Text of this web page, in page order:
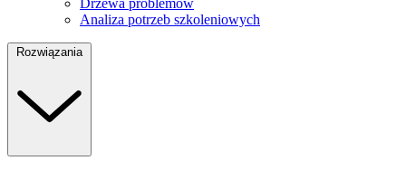
Analiza potrzeb szkoleniowych
Rozwiązania